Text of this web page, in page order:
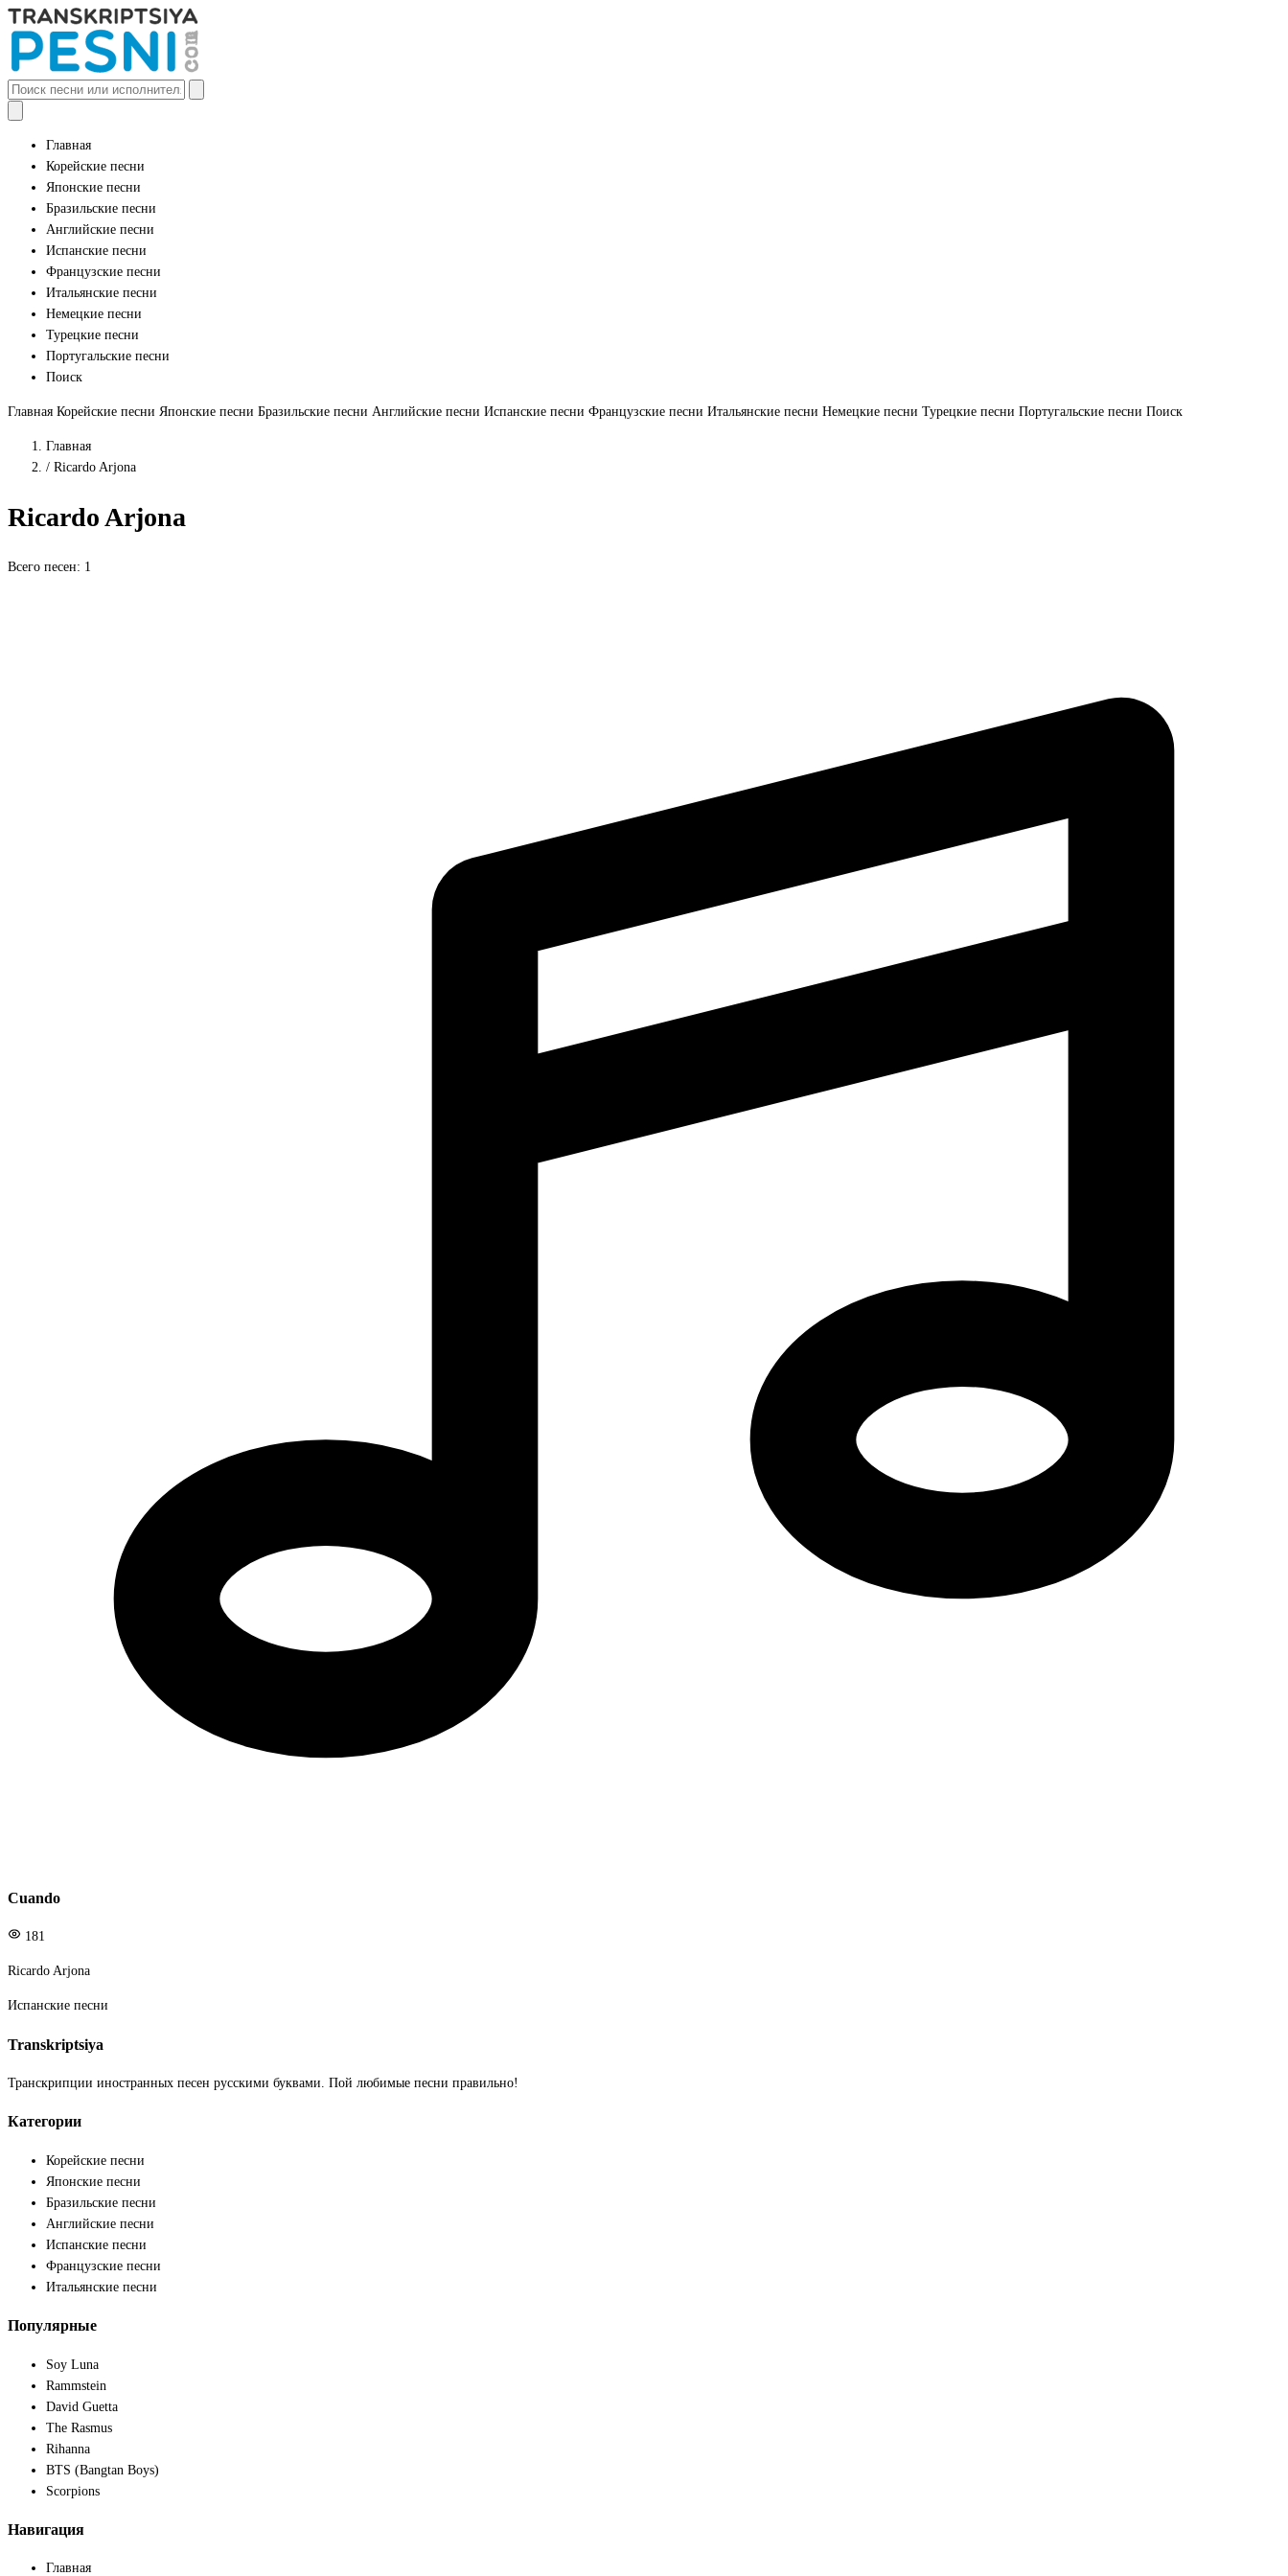
Главная
Корейские песни
Японские песни
Бразильские песни
Английские песни
Испанские песни
Французские песни
Итальянские песни
Немецкие песни
Турецкие песни
Португальские песни
Поиск
Главная Корейские песни Японские песни Бразильские песни Английские песни Испанские песни Французские песни Итальянские песни Немецкие песни Турецкие песни Португальские песни Поиск
Главная
/ Ricardo Arjona
Ricardo Arjona
Всего песен: 1
Cuando
181
Ricardo Arjona
Испанские песни
Transkriptsiya
Транскрипции иностранных песен русскими буквами. Пой любимые песни правильно!
Категории
Корейские песни
Японские песни
Бразильские песни
Английские песни
Испанские песни
Французские песни
Итальянские песни
Популярные
Soy Luna
Rammstein
David Guetta
The Rasmus
Rihanna
BTS (Bangtan Boys)
Scorpions
Навигация
Главная